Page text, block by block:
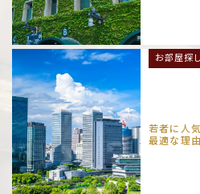
お部屋探し
若者に人
最適な理